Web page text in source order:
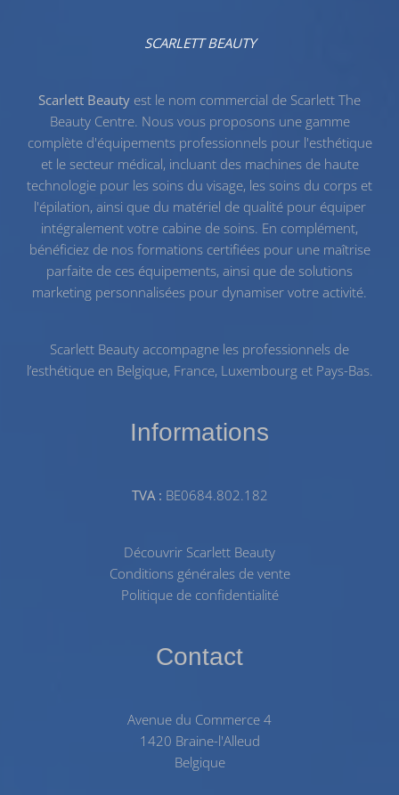
SCARLETT BEAUTY
Scarlett Beauty est le nom commercial de Scarlett The
Beauty Centre. Nous vous proposons une gamme
complète d'équipements professionnels pour l'esthétique
et le secteur médical, incluant des machines de haute
technologie pour les soins du visage, les soins du corps et
l'épilation, ainsi que du matériel de qualitépour équiper
intégralement votre cabine de soins. En complément,
bénéficiez de nos formations certifiéespour une maîtrise
parfaite de ces équipements, ainsi que de solutions
marketing personnalisées pour dynamiser votre activité.
Scarlett Beauty accompagne les professionnels de
l’esthétique en Belgique, France, Luxembourg et Pays-Bas.
Informations
TVA : BE0684.802.182
Découvrir Scarlett Beauty
Conditions générales de vente
Politique de confidentialité
Contact
Avenue du Commerce 4
1420 Braine-l'Alleud
Belgique